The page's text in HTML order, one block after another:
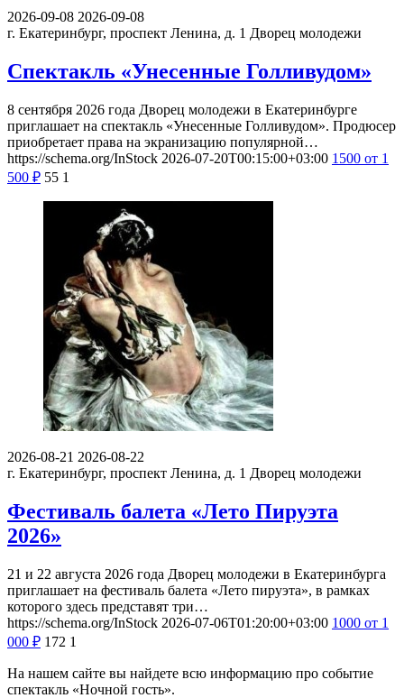
2026-09-08 2026-09-08
г. Екатеринбург, проспект Ленина, д. 1 Дворец молодежи
Спектакль «Унесенные Голливудом»
8 сентября 2026 года Дворец молодежи в Екатеринбурге
приглашает на спектакль «Унесенные Голливудом». Продюсер
приобретает права на экранизацию популярной…
https://schema.org/InStock 2026-07-20T00:15:00+03:00 1500 от 1
500 ₽ 55 1
2026-08-21 2026-08-22
г. Екатеринбург, проспект Ленина, д. 1 Дворец молодежи
Фестиваль балета «Лето Пируэта
2026»
21 и 22 августа 2026 года Дворец молодежи в Екатеринбурга
приглашает на фестиваль балета «Лето пируэта», в рамках
которого здесь представят три…
https://schema.org/InStock 2026-07-06T01:20:00+03:00 1000 от 1
000 ₽ 172 1
На нашем сайте вы найдете всю информацию про событие
спектакль «Ночной гость».